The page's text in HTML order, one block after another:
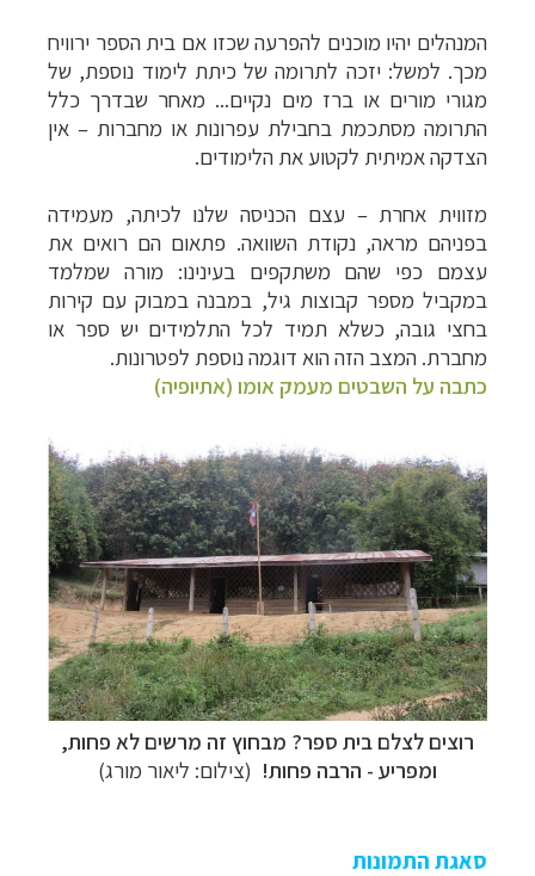
המנהלים יהיו מוכנים להפרעה שכזו אם בית הספר ירוויח
מכך. למשל: יזכה לתרומה של כיתת לימוד נוספת, של
מגורי מורים או ברז מים נקיים... מאחר שבדרך כלל
התרומה מסתכמת בחבילת עפרונות או מחברות – אין
הצדקה אמיתית לקטוע את הלימודים.
מזווית אחרת – עצם הכניסה שלנו לכיתה, מעמידה
בפניהם מראה, נקודת השוואה. פתאום הם רואים את
עצמם כפי שהם משתקפים בעינינו: מורה שמלמד
במקביל מספר קבוצות גיל, במבנה במבוק עם קירות
בחצי גובה, כשלא תמיד לכל התלמידים יש ספר או
מחברת. המצב הזה הוא דוגמה נוספת לפטרונות.
כתבה על השבטים מעמק אומו (אתיופיה)
רוצים לצלם בית ספר? מבחוץ זה מרשים לא פחות,
ומפריע - הרבה פחות! (צילום: ליאור מורג)
סאגת התמונות